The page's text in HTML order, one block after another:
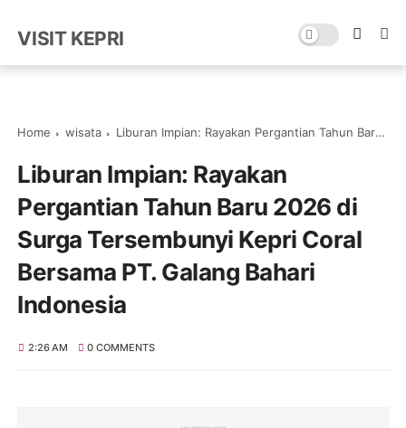
VISIT KEPRI
Home wisata Liburan Impian: Rayakan Pergantian Tahun Baru 2026 di Surga Tersembunyi Kepri Coral Bersama PT. Galang Bahari Indonesia
Liburan Impian: Rayakan
Pergantian Tahun Baru 2026 di
Surga Tersembunyi Kepri Coral
Bersama PT. Galang Bahari
Indonesia
2:26 AM 0 COMMENTS